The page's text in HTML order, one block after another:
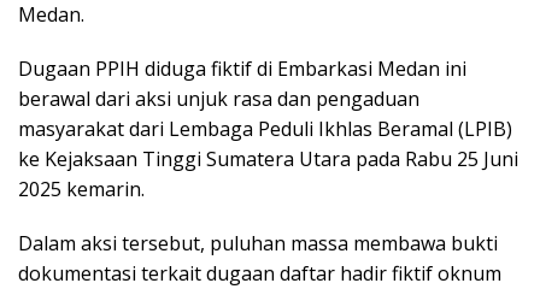
Medan.
Dugaan PPIH diduga fiktif di Embarkasi Medan ini
berawal dari aksi unjuk rasa dan pengaduan
masyarakat dari Lembaga Peduli Ikhlas Beramal (LPIB)
ke Kejaksaan Tinggi Sumatera Utara pada Rabu 25 Juni
2025 kemarin.
Dalam aksi tersebut, puluhan massa membawa bukti
dokumentasi terkait dugaan daftar hadir fiktif oknum